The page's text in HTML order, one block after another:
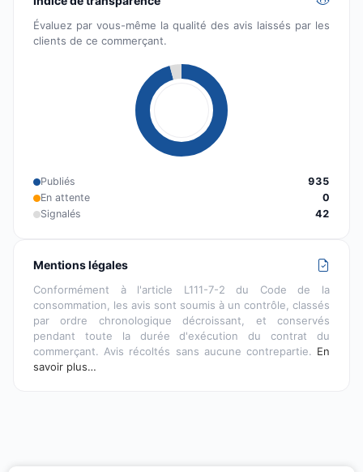
Évaluez par vous-même la qualité des avis laissés par les
clients de ce commerçant.
Publiés
935
En attente
0
Signalés
42
Mentions légales
Conformément à l'article L111-7-2 du Code de la
consommation, les avis sont soumis à un contrôle, classés
par ordre chronologique décroissant, et conservés
pendant toute la durée d'exécution du contrat du
commerçant. Avis récoltés sans aucune contrepartie. En
savoir plus…